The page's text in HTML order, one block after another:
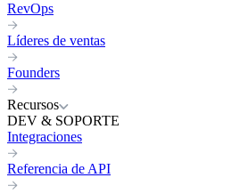
RevOps
Líderes de ventas
Founders
Recursos
DEV & SOPORTE
Integraciones
Referencia de API